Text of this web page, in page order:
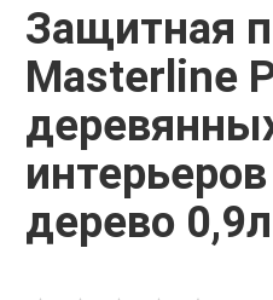
Защитная
Masterline
дерево 0,9л